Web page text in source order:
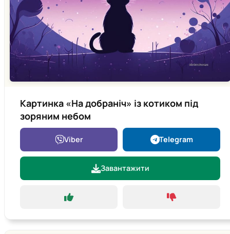
Картинка «На добраніч» із котиком під
зоряним небом
Viber Telegram
Завантажити